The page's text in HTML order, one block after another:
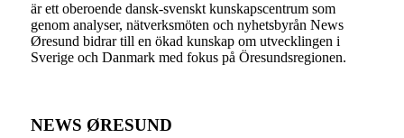
är ett oberoende dansk-svenskt kunskapscentrum som
genom analyser, nätverksmöten och nyhetsbyrån News
Øresund bidrar till en ökad kunskap om utvecklingen i
Sverige och Danmark med fokus på Öresundsregionen.
NEWS ØRESUND